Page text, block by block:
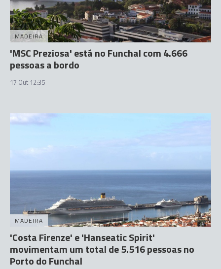
MADEIRA
'MSC Preziosa' está no Funchal com 4.666
pessoas a bordo
17 Out 12:35
MADEIRA
'Costa Firenze' e 'Hanseatic Spirit'
movimentam um total de 5.516 pessoas no
Porto do Funchal